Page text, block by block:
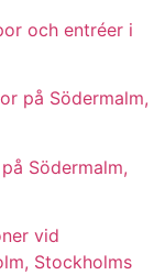
och entréer i
på Södermalm,
Södermalm,
vid
Stockholms